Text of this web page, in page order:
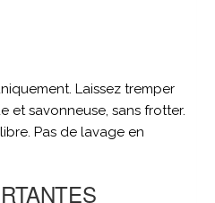
Laissez tremper
et savonneuse, sans frotter.
Pas de lavage en